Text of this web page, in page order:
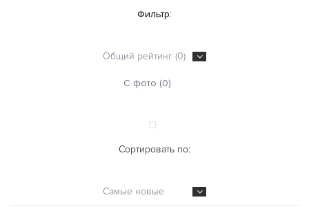
Фильтр:
Общий рейтинг (0)
С фото (0)
Сортировать по:
Самые новые